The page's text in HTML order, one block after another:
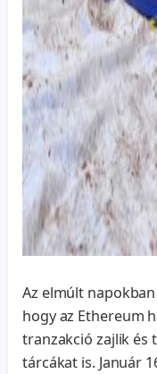
Az elmúlt
hogy az Ethereum
tranzakció zajlik és
tárcákat is. Január